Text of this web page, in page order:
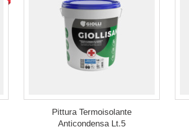
Pittura Termoisolante
Anticondensa Lt.5